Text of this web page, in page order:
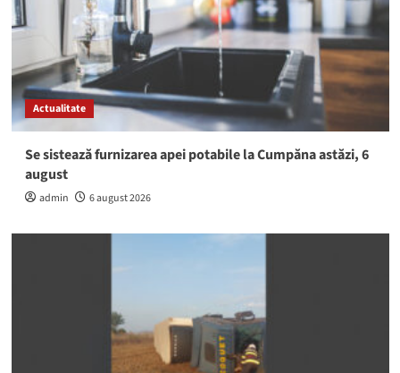
Actualitate
Se sistează furnizarea apei potabile la Cumpăna astăzi, 6
august
admin 6 august 2026